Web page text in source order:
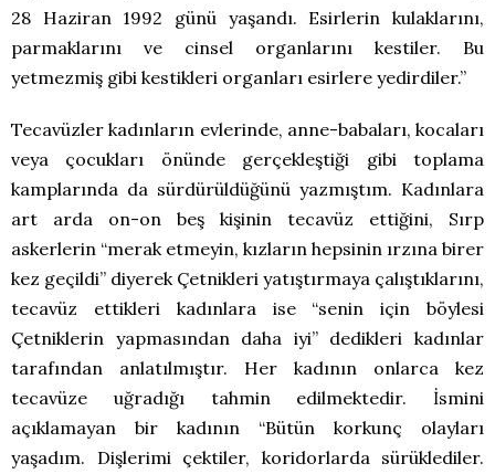
28 Haziran 1992 günü yaşandı. Esirlerin kulaklarını,
parmaklarını ve cinsel organlarını kestiler. Bu
yetmezmiş gibi kestikleri organları esirlere yedirdiler.”
Tecavüzler kadınların evlerinde, anne-babaları, kocaları
veya çocukları önünde gerçekleştiği gibi toplama
kamplarında da sürdürüldüğünü yazmıştım. Kadınlara
art arda on-on beş kişinin tecavüz ettiğini, Sırp
askerlerin “merak etmeyin, kızların hepsinin ırzına birer
kez geçildi” diyerek Çetnikleri yatıştırmaya çalıştıklarını,
tecavüz ettikleri kadınlara ise “senin için böylesi
Çetniklerin yapmasından daha iyi” dedikleri kadınlar
tarafından anlatılmıştır. Her kadının onlarca kez
tecavüze uğradığı tahmin edilmektedir. İsmini
açıklamayan bir kadının “Bütün korkunç olayları
yaşadım. Dişlerimi çektiler, koridorlarda sürüklediler.